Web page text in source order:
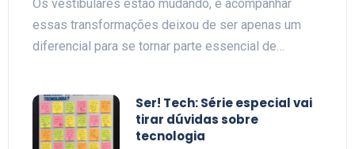
Os vestibulares estão mudando, e acompanhar
essas transformações deixou de ser apenas um
diferencial para se tornar parte essencial de…
Ser! Tech: Série especial vai
tirar dúvidas sobre
tecnologia